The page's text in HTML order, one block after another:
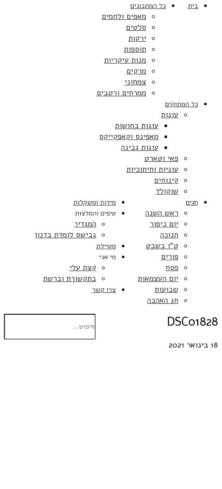
בית כל המתכונים
מאפים ולחמים
סלטים
ירקות
תוספות
מנות עיקריות
מרקים
צמחוני
ממרחים ורטבים
כל המתוקים
עוגות
עוגות בחושות
מאפינס וקאפקייקס
עוגות גבינה
פאי וטארט
עוגיות וחיתוכיות
קינוחים
שוקולד
חגים
ראש השנה
יום כיפור
חנוכה
ט”ו בשבט
פורים
פסח
יום העצמאות
שבועות
חג האהבה
מידות ומשקלות
טיפים והמלצות
המגדיר
גבישס לומדת בדנון
מטיילת
מי אני
קצת עלי
בתקשורת וברשת
צרו קשר
DSC01828
18 בינואר 2021